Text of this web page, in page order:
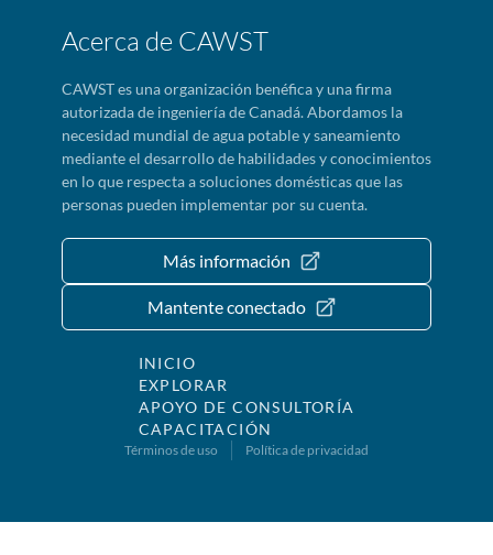
Acerca de CAWST
CAWST es una organización benéfica y una firma
autorizada de ingeniería de Canadá. Abordamos la
necesidad mundial de agua potable y saneamiento
mediante el desarrollo de habilidades y conocimientos
en lo que respecta a soluciones domésticas que las
personas pueden implementar por su cuenta.
Más información
Mantente conectado
INICIO
EXPLORAR
APOYO DE CONSULTORÍA
CAPACITACIÓN
Términos de uso Política de privacidad